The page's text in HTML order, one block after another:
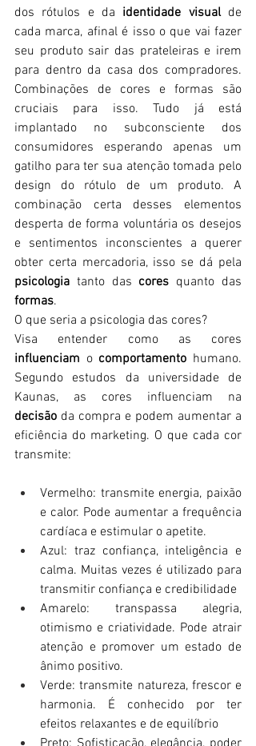
dos rótulos e da identidade visual de
cada marca, afinal é isso o que vai fazer
seu produto sair das prateleiras e irem
para dentro da casa dos compradores.
Combinações de cores e formas são
cruciais para isso. Tudo já está
implantado no subconsciente dos
consumidores esperando apenas um
gatilho para ter sua atenção tomada pelo
design do rótulo de um produto. A
combinação certa desses elementos
desperta de forma voluntária os desejos
e sentimentos inconscientes a querer
psicologia tanto das cores
formas.
O que seria a psicologia das cores?
influenciam o comportamento humano.
Segundo estudos da universidade de
decisão da compra e podem aumentar a
eficiência do marketing. O que cada cor
transmite:
Vermelho: transmite energia, paixão
e calor. Pode aumentar a frequência
cardíaca e estimular o apetite.
Azul: traz confiança, inteligência e
calma. Muitas vezes é utilizado para
transmitir confiança e credibilidade
Amarelo: transpassa alegria,
otimismo e criatividade. Pode atrair
atenção e promover um estado de
ânimo positivo.
Verde: transmite natureza, frescor e
harmonia. É conhecido por ter
efeitos relaxantes e de equilíbrio